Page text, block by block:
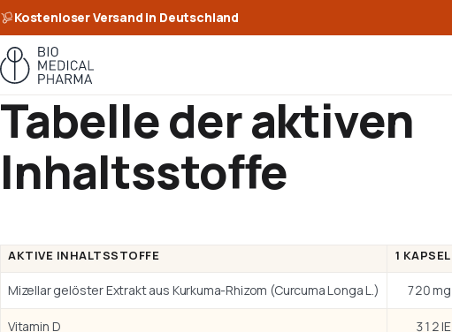
Kostenloser Versand in Deutschland
Tabelle der aktiven
Inhaltsstoffe
AKTIVE INHALTSSTOFFE 1 KAPSEL
Mizellar gelöster Extrakt aus Kurkuma-Rhizom (Curcuma Longa L.) 720 mg
Vitamin D 312 IE